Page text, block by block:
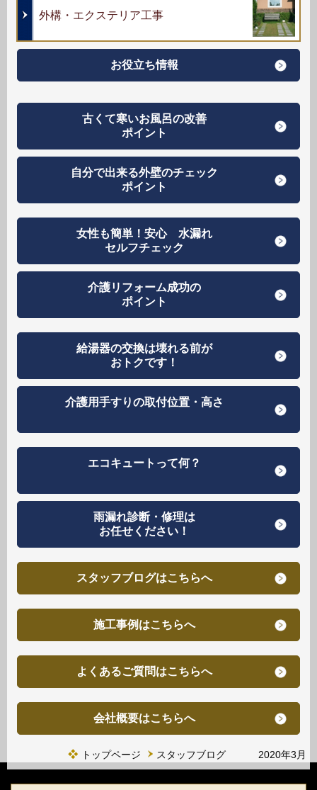
外構・エクステリア工事
お役立ち情報
古くて寒いお風呂の改善
ポイント
自分で出来る外壁のチェック
ポイント
女性も簡単！安心 水漏れ
セルフチェック
介護リフォーム成功の
ポイント
給湯器の交換は壊れる前が
おトクです！
介護用手すりの取付位置・高さ
エコキュートって何？
雨漏れ診断・修理は
お任せください！
スタッフブログはこちらへ
施工事例はこちらへ
よくあるご質問はこちらへ
会社概要はこちらへ
トップページ スタッフブログ 2020年3月